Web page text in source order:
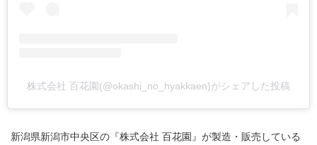
株式会社 百花園(@okashi_no_hyakkaen)がシェアした投稿
新潟県新潟市中央区の『株式会社 百花園』が製造・販売している